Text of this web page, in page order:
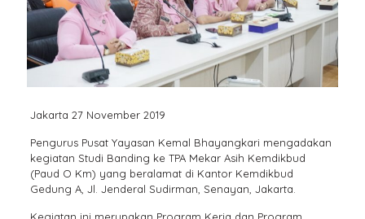
Jakarta 27 November 2019
Pengurus Pusat Yayasan Kemal Bhayangkari mengadakan
kegiatan Studi Banding ke TPA Mekar Asih Kemdikbud
(Paud O Km) yang beralamat di Kantor Kemdikbud
Gedung A, Jl. Jenderal Sudirman, Senayan, Jakarta.